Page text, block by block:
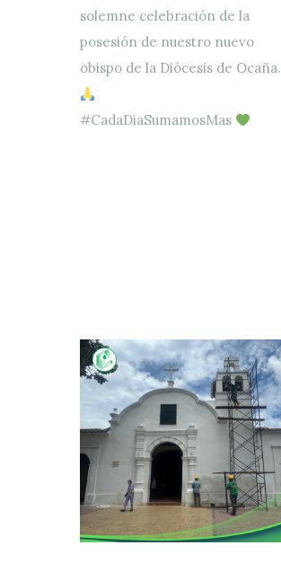
solemne celebración de la
posesión de nuestro nuevo
obispo de la Diócesis de Ocaña.
#CadaDiaSumamosMas